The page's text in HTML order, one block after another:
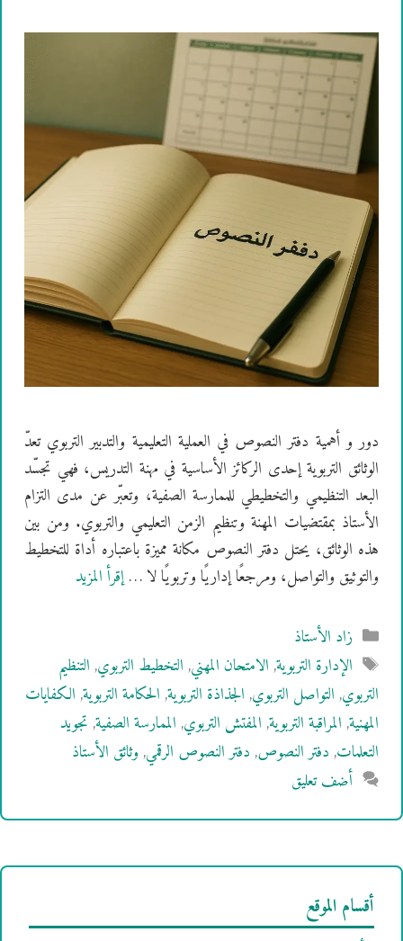
دور و أهمية دفتر النصوص في العملية التعليمية والتدبير التربوي تعدّ
الوثائق التربوية إحدى الركائز الأساسية في مهنة التدريس، فهي تجسّد
البعد التنظيمي والتخطيطي للممارسة الصفية، وتعبّر عن مدى التزام
الأستاذ بمقتضيات المهنة وتنظيم الزمن التعليمي والتربوي. ومن بين
هذه الوثائق، يحتل دفتر النصوص مكانة مميزة باعتباره أداة للتخطيط
والتوثيق والتواصل، ومرجعًا إداريًا وتربويًا لا …إقرأ المزيد
التصنيفات
زاد الأستاذ
الوسوم
الإدارة التربوية,الامتحان المهني,التخطيط التربوي,التنظيم
التربوي,التواصل التربوي,الجذاذة التربوية,الحكامة التربوية,الكفايات
المهنية,المراقبة التربوية,المفتش التربوي,الممارسة الصفية,تجويد
التعلمات,دفتر النصوص,دفتر النصوص الرقمي,وثائق الأستاذ
أضف تعليق
أقسام الموقع